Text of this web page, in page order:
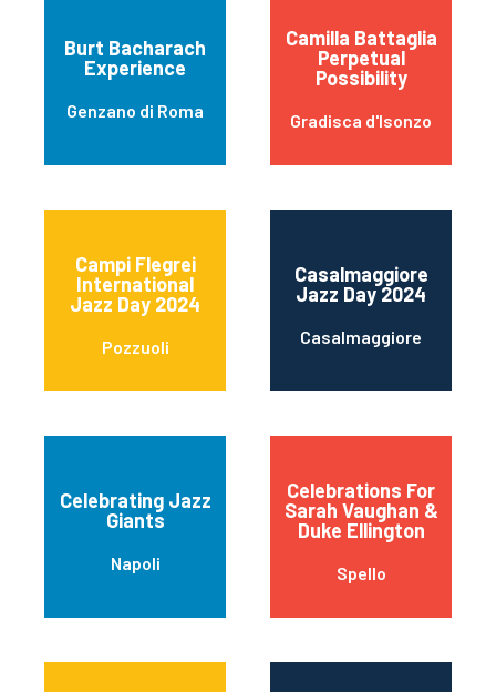
Burt Bacharach
Experience
Genzano di Roma
Camilla Battaglia
Perpetual
Possibility
Gradisca d'Isonzo
Campi Flegrei
International
Jazz Day 2024
Pozzuoli
Casalmaggiore
Jazz Day 2024
Casalmaggiore
Celebrating Jazz
Giants
Napoli
Celebrations For
Sarah Vaughan &
Duke Ellington
Spello